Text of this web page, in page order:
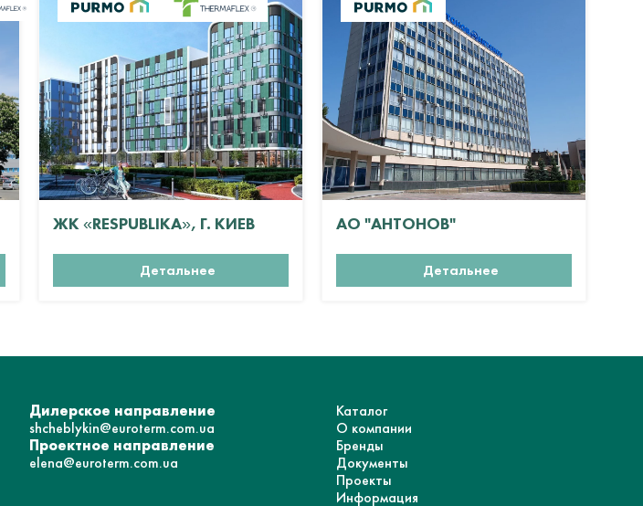
ЖК «RESPUBLIKA», Г. КИЕВ
Детальнее
АО "АНТОНОВ"
Детальнее
Дилерское направление
shcheblykin@euroterm.com.ua
Проектное направление
elena@euroterm.com.ua
Каталог
О компании
Бренды
Документы
Проекты
Информация